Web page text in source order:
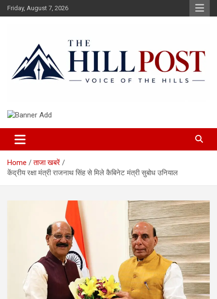
Skip
to
Friday, August 7, 2026
The Hillpost
Home
ताजा खबरें
केंद्रीय रक्षा मंत्री राजनाथ सिंह से मिले कैबिनेट मंत्री सुबोध उनियाल